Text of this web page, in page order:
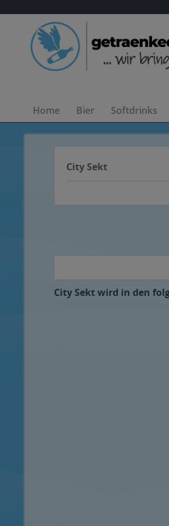
Home Bier Softdrinks
City Sekt
City Sekt wird in den